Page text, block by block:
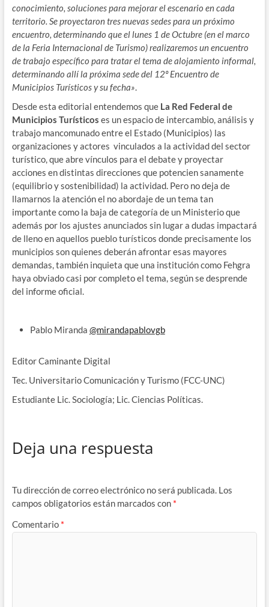
conocimiento, soluciones para mejorar el escenario en cada
territorio. Se proyectaron tres nuevas sedes para un próximo
encuentro, determinando que el lunes 1 de Octubre (en el marco
de la Feria Internacional de Turismo) realizaremos un encuentro
de trabajo específico para tratar el tema de alojamiento informal,
determinando allí la próxima sede del 12º Encuentro de
Municipios Turísticos y su fecha».
Desde esta editorial entendemos que La Red Federal de
Municipios Turísticos es un espacio de intercambio, análisis y
trabajo mancomunado entre el Estado (Municipios) las
organizaciones y actores vinculados a la actividad del sector
turístico, que abre vínculos para el debate y proyectar
acciones en distintas direcciones que potencien sanamente
(equilibrio y sostenibilidad) la actividad. Pero no deja de
llamarnos la atención el no abordaje de un tema tan
importante como la baja de categoría de un Ministerio que
además por los ajustes anunciados sin lugar a dudas impactará
de lleno en aquellos pueblo turísticos donde precisamente los
municipios son quienes deberán afrontar esas mayores
demandas, también inquieta que una institución como Fehgra
haya obviado casi por completo el tema, según se desprende
del informe oficial.
Pablo Miranda @mirandapablovgb
Editor Caminante Digital
Tec. Universitario Comunicación y Turismo (FCC-UNC)
Estudiante Lic. Sociología; Lic. Ciencias Políticas.
Deja una respuesta
Tu dirección de correo electrónico no será publicada. Los
campos obligatorios están marcados con *
Comentario *